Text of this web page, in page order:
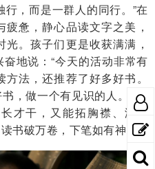
，而是一群人的同行。”在
惫，静心品读文字之美，
。孩子们更是收获满满，
地说：“今天的活动非常有
法，还推荐了好多好书。
，做一个有见识的人。”“读
才干，又能拓胸襟、润心
书破万卷，下笔如有神。”